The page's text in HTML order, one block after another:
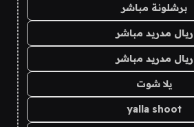
برشلونة مباشر
ريال مدريد مباشر
ريال مدريد مباشر
يلا شوت
yalla shoot